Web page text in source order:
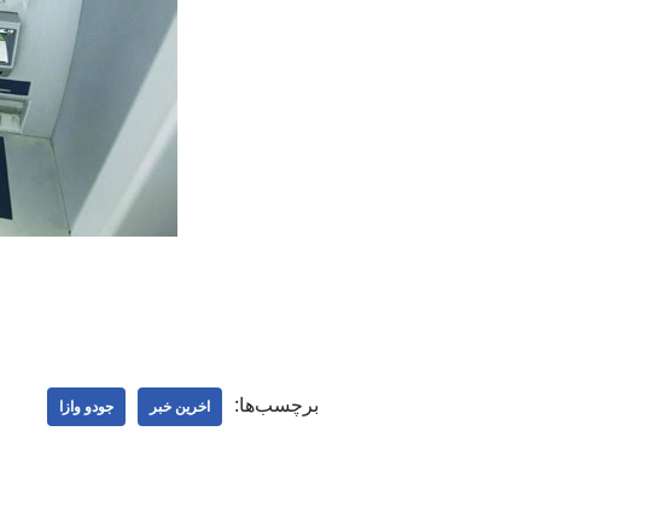
برچسب‌ها: اخرین خبر جودو وازا